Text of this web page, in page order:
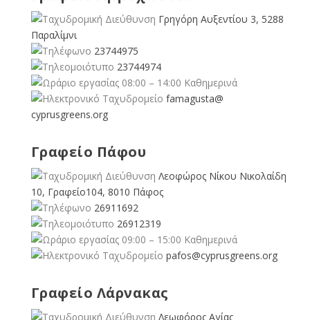
Γρηγόρη Αυξεντίου 3, 5288
Παραλίμνι
23744975
23744974
08:00 – 14:00 Καθημερινά
famagusta@
cyprusgreens.org
Γραφείο Πάφου
Λεοφώρος Νίκου Νικολαίδη
10, Γραφείο104, 8010 Πάφος
26911692
26912319
09:00 – 15:00 Καθημερινά
pafos@cyprusgreens.org
Γραφείο Λάρνακας
Λεωφόρος Αγίας